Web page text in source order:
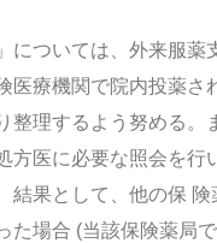
については、外来服
医療機関で院内投薬さ
整理するよう努める。
方医に必要な照会を行
結果として、他の保
た場合 (当該保険薬局